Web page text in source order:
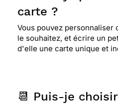
carte ?
Vous pouvez personnaliser
le souhaitez, et écrire un
d'elle une carte unique et
📆 Puis-je